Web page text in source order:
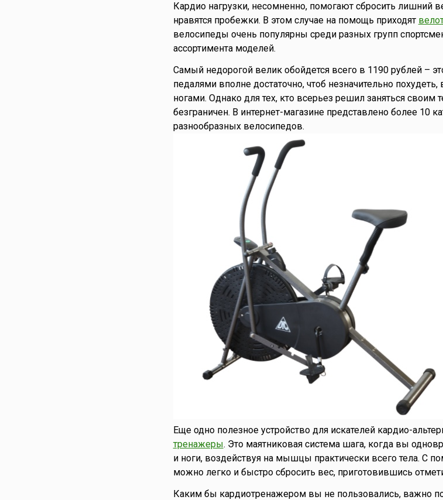
Кардио нагрузки, несомненно, помогают сбросить лишний
нравятся пробежки. В этом случае на помощь приходят
велосипеды очень популярны среди разных групп
ассортимента моделей.
Самый недорогой велик обойдется всего в 1190 рублей –
педалями вполне достаточно, чтоб незначительно
ногами. Однако для тех, кто всерьез решил заняться своим
безграничен. В интернет-магазине представлено более 10
разнообразных велосипедов.
Еще одно полезное устройство для искателей кардио-
тренажеры. Это маятниковая система шага, когда вы
и ноги, воздействуя на мышцы практически всего тела. С
можно легко и быстро сбросить вес, приготовившись
Каким бы кардиотренажером вы не пользовались, важно